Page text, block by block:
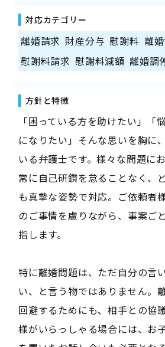
対応カテゴリー
離婚請求 財産分与 慰謝料 離
慰謝料請求 慰謝料減額 離婚調
方針と特徴
「困っている方を助けたい」「
になりたい」そんな思いを胸に
いる弁護士です。様々な問題に
常に自己研鑽を怠ることなく、
も真摯な姿勢で対応。ご依頼者
のご事情を慮りながら、事案ご
指します。
特に離婚問題は、ただ自分の言
い、と言う物ではありません。
回避するためにも、相手との協
様がいらっしゃる場合には、お